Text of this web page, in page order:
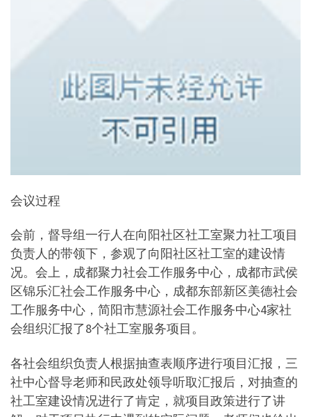
会议过程
会前，督导组一行人在向阳社区社工室聚力社工项目
负责人的带领下，参观了向阳社区社工室的建设情
况。会上，成都聚力社会工作服务中心，成都市武侯
区锦乐汇社会工作服务中心，成都东部新区美德社会
工作服务中心，简阳市慧源社会工作服务中心4家社
会组织汇报了8个社工室服务项目。
各社会组织负责人根据抽查表顺序进行项目汇报，三
社中心督导老师和民政处领导听取汇报后，对抽查的
社工室建设情况进行了肯定，就项目政策进行了讲